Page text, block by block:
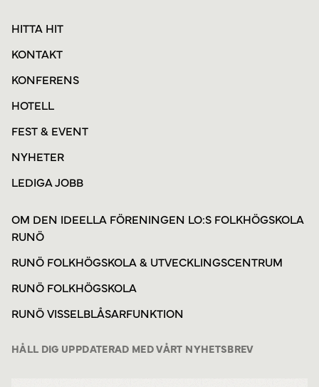
HITTA HIT
KONTAKT
KONFERENS
HOTELL
FEST & EVENT
NYHETER
LEDIGA JOBB
OM DEN IDEELLA FÖRENINGEN LO:S FOLKHÖGSKOLA
RUNÖ
RUNÖ FOLKHÖGSKOLA & UTVECKLINGSCENTRUM
RUNÖ FOLKHÖGSKOLA
RUNÖ VISSELBLÅSARFUNKTION
HÅLL DIG UPPDATERAD MED VÅRT NYHETSBREV